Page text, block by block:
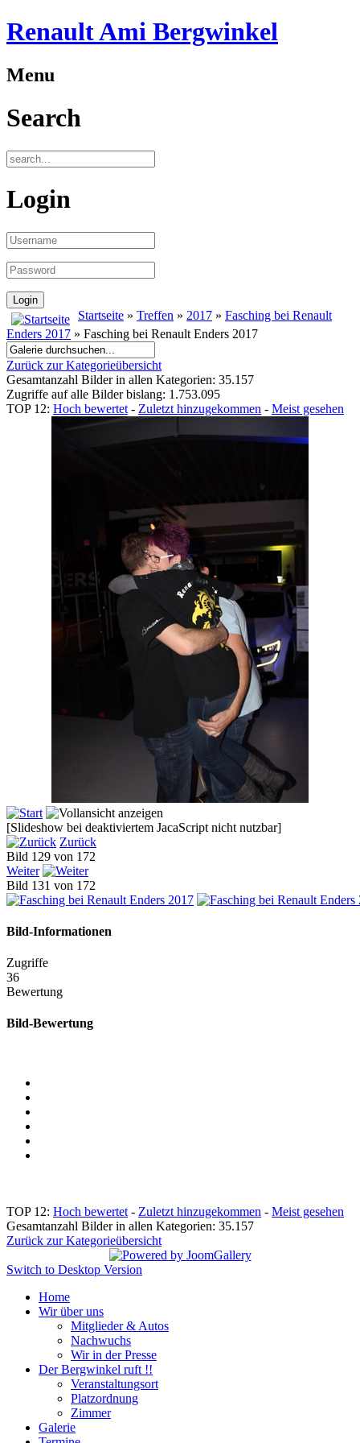
Renault Ami Bergwinkel
Menu
Search
Login
Startseite » Treffen » 2017 » Fasching bei Renault
Enders 2017 » Fasching bei Renault Enders 2017
Zurück zur Kategorieübersicht
Gesamtanzahl Bilder in allen Kategorien: 35.157
Zugriffe auf alle Bilder bislang: 1.753.095
TOP 12: Hoch bewertet - Zuletzt hinzugekommen - Meist gesehen
[Slideshow bei deaktiviertem JacaScript nicht nutzbar]
Zurück
Bild 129 von 172
Weiter
Bild 131 von 172
Bild-Informationen
Zugriffe
36
Bewertung
Bild-Bewertung
TOP 12: Hoch bewertet - Zuletzt hinzugekommen - Meist gesehen
Gesamtanzahl Bilder in allen Kategorien: 35.157
Zurück zur Kategorieübersicht
Switch to Desktop Version
Home
Wir über uns
Mitglieder & Autos
Nachwuchs
Wir in der Presse
Der Bergwinkel ruft !!
Veranstaltungsort
Platzordnung
Zimmer
Galerie